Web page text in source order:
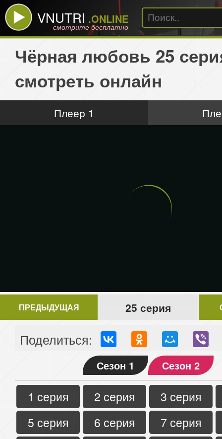
VNUTRI .ONLINE
смотрите бесплатно
Чёрная любовь 25
смотреть онлайн
Плеер 1
ПРЕДЫДУЩАЯ 25 серия
Поделиться:
Сезон 1 Сезон 2
1 серия 2 серия
3 серия
5 серия
6 серия
7 серия